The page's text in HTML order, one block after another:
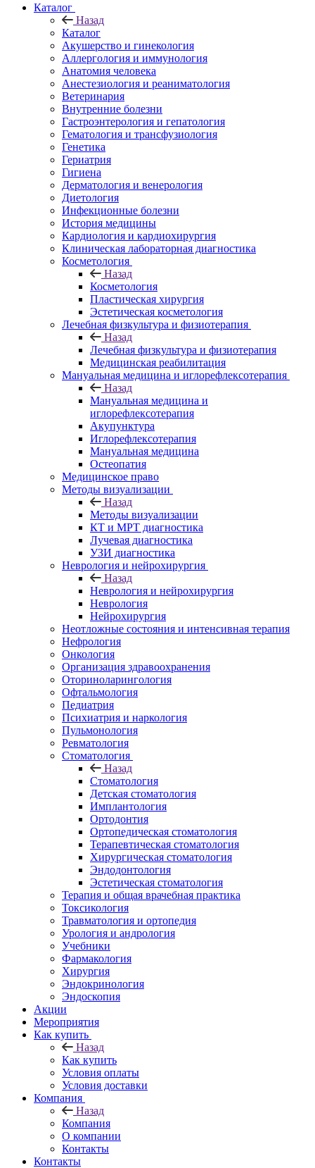
Каталог
Назад
Каталог
Акушерство и гинекология
Аллергология и иммунология
Анатомия человека
Анестезиология и реаниматология
Ветеринария
Внутренние болезни
Гастроэнтерология и гепатология
Гематология и трансфузиология
Генетика
Гериатрия
Гигиена
Дерматология и венерология
Диетология
Инфекционные болезни
История медицины
Кардиология и кардиохирургия
Клиническая лабораторная диагностика
Косметология
Назад
Косметология
Пластическая хирургия
Эстетическая косметология
Лечебная физкультура и физиотерапия
Назад
Лечебная физкультура и физиотерапия
Медицинская реабилитация
Мануальная медицина и иглорефлексотерапия
Назад
Мануальная медицина и
иглорефлексотерапия
Акупунктура
Иглорефлексотерапия
Мануальная медицина
Остеопатия
Медицинское право
Методы визуализации
Назад
Методы визуализации
КТ и МРТ диагностика
Лучевая диагностика
УЗИ диагностика
Неврология и нейрохирургия
Назад
Неврология и нейрохирургия
Неврология
Нейрохирургия
Неотложные состояния и интенсивная терапия
Нефрология
Онкология
Организация здравоохранения
Оториноларингология
Офтальмология
Педиатрия
Психиатрия и наркология
Пульмонология
Ревматология
Стоматология
Назад
Стоматология
Детская стоматология
Имплантология
Ортодонтия
Ортопедическая стоматология
Терапевтическая стоматология
Хирургическая стоматология
Эндодонтология
Эстетическая стоматология
Терапия и общая врачебная практика
Токсикология
Травматология и ортопедия
Урология и андрология
Учебники
Фармакология
Хирургия
Эндокринология
Эндоскопия
Акции
Мероприятия
Как купить
Назад
Как купить
Условия оплаты
Условия доставки
Компания
Назад
Компания
О компании
Контакты
Контакты